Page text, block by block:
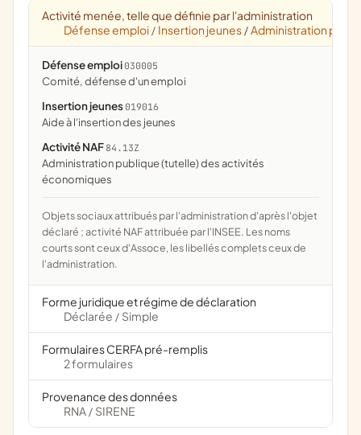
Activité menée, telle que définie par l'administration
Défense emploi / Insertion jeunes / Administration
Défense emploi 030005
Comité, défense d'un emploi
Insertion jeunes 019016
aide à l'insertion des jeunes
Activité NAF 84.13Z
Administration publique (tutelle) des activités
économiques
Objets sociaux attribués par l'administration d'après l'objet
déclaré ; activité NAF attribuée par l'INSEE. Les noms
courts sont ceux d'Assoce, les libellés complets ceux de
l'administration.
Forme juridique et régime de déclaration
Déclarée / Simple
Formulaires CERFA pré-remplis
2 formulaires
Provenance des données
RNA / SIRENE